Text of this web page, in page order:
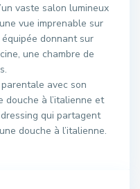
vaste salon lumineux
vue imprenable sur
donnant sur
une chambre de
avec son
douche à l’italienne et
qui partagent
douche à l’italienne.